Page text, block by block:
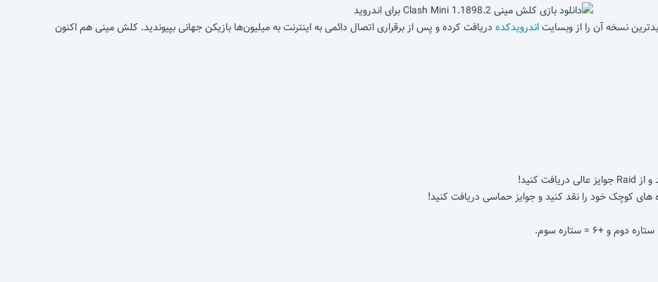
اندرویدکده دریافت کرده و پس از برقراری اتصال دائمی به اینترنت به میلیون‌ها بازیکن جهانی بپیوندید. کلش مینی هم اکنون